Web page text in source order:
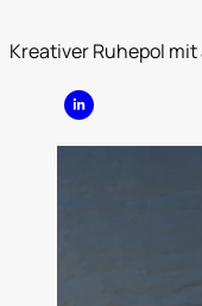
Kreativer Ruhepol